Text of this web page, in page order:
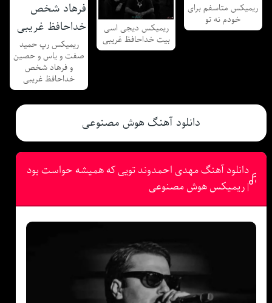
ریمیکس متاسفم برای
خودم نه تو
ریمیکس دیجی اسی
بیت خداحافظ غریبی
ریمیکس رپ حمید
صفت و یاس و حصین
و فرهاد شخص
خداحافظ غریبی
دانلود آهنگ هوش مصنوعی
دانلود آهنگ مهدی احمدوند تویی که همیشه حواست بود
| ریمیکس هوش مصنوعی